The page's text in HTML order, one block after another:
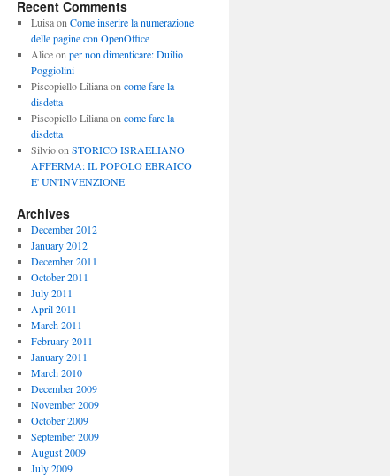
Recent Comments
Luisaon Come inserire la numerazione
delle pagine con OpenOffice
Aliceon per non dimenticare: Duilio
Poggiolini
Piscopiello Lilianaon come fare la
disdetta
Piscopiello Lilianaon come fare la
disdetta
Silvioon STORICO ISRAELIANO
AFFERMA: IL POPOLO EBRAICO
E' UN'INVENZIONE
Archives
December 2012
January 2012
December 2011
October 2011
July 2011
April 2011
March 2011
February 2011
January 2011
March 2010
December 2009
November 2009
October 2009
September 2009
August 2009
July 2009